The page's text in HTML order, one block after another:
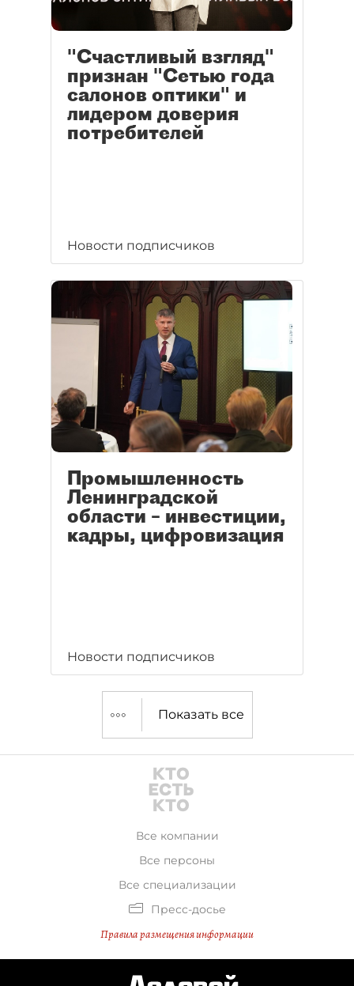
"Счастливый взгляд"
признан "Сетью года
салонов оптики" и
лидером доверия
потребителей
Новости подписчиков
Промышленность
Ленинградской
области – инвестиции,
кадры, цифровизация
Новости подписчиков
Показать все
Все компании
Все персоны
Все специализации
Пресс-досье
Правила размещения информации